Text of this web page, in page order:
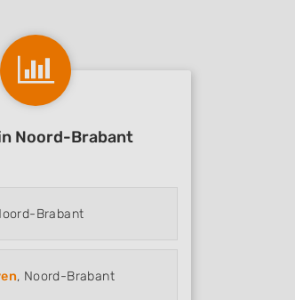
Noord-Brabant
Brabant
, Noord-Brabant